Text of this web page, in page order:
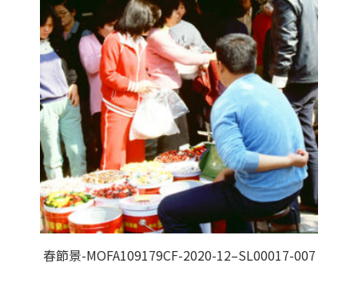
春節景-MOFA109179CF-2020-12–SL00017-007